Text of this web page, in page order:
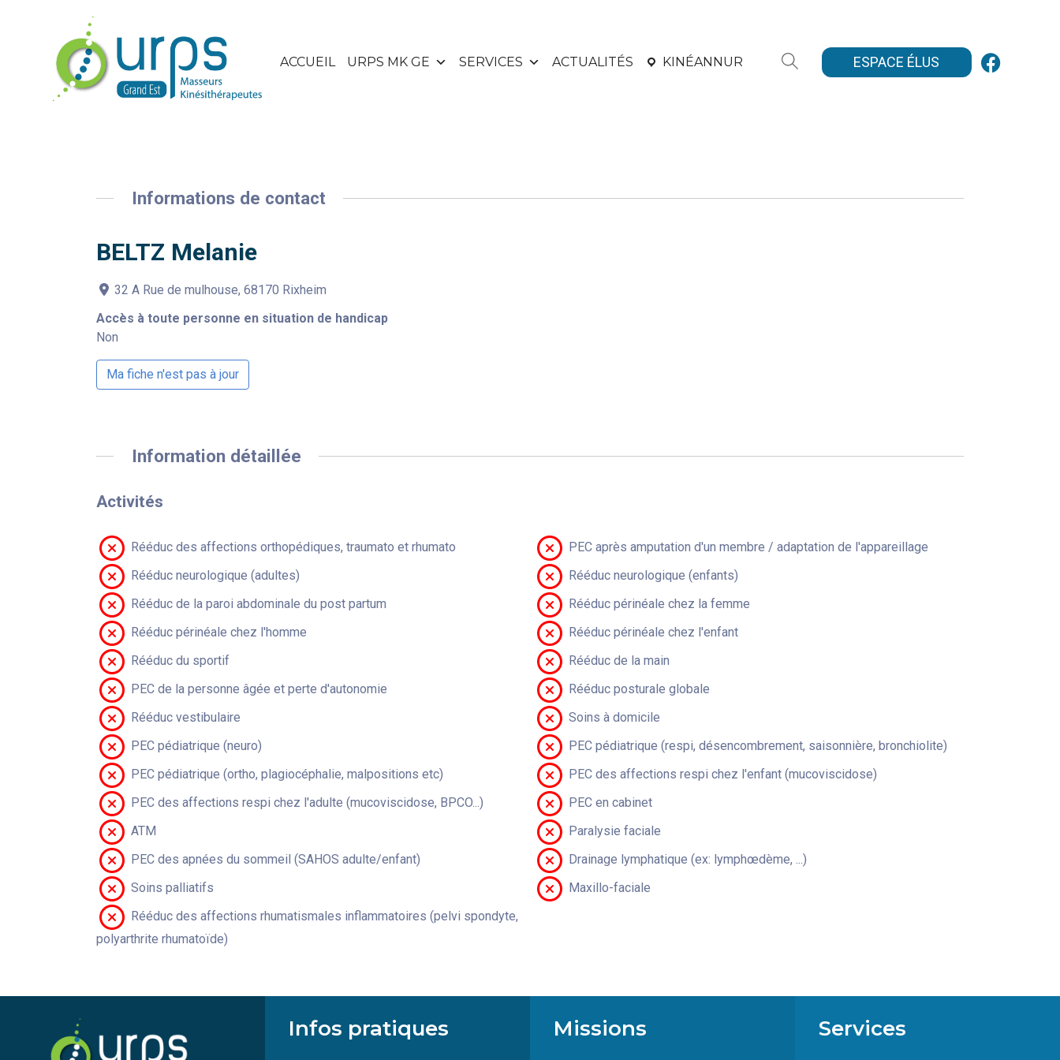
ACCUEIL URPS MK GE SERVICES ACTUALITÉS KINÉANNUR ESPACE ÉLUS
Informations de contact
BELTZ Melanie
32 A Rue de mulhouse, 68170 Rixheim
Accès à toute personne en situation de handicap
Non
Ma fiche n'est pas à jour
Information détaillée
Activités
Rééduc des affections orthopédiques, traumato et rhumato
PEC après amputation d'un membre / adaptation de l'appareillage
Rééduc neurologique (adultes)
Rééduc neurologique (enfants)
Rééduc de la paroi abdominale du post partum
Rééduc périnéale chez la femme
Rééduc périnéale chez l'homme
Rééduc périnéale chez l'enfant
Rééduc du sportif
Rééduc de la main
PEC de la personne âgée et perte d'autonomie
Rééduc posturale globale
Rééduc vestibulaire
Soins à domicile
PEC pédiatrique (neuro)
PEC pédiatrique (respi, désencombrement, saisonnière, bronchiolite)
PEC pédiatrique (ortho, plagiocéphalie, malpositions etc)
PEC des affections respi chez l'enfant (mucoviscidose)
PEC des affections respi chez l'adulte (mucoviscidose, BPCO...)
PEC en cabinet
ATM
Paralysie faciale
PEC des apnées du sommeil (SAHOS adulte/enfant)
Drainage lymphatique (ex: lymphœdème, ...)
Soins palliatifs
Maxillo-faciale
Rééduc des affections rhumatismales inflammatoires (pelvi spondyte,
polyarthrite rhumatoïde)
Infos pratiques Missions Services